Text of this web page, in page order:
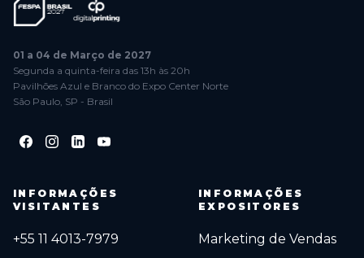
01 a 04 de Março de 2027
Segunda a quinta-feira das 13h às 20h
Pavilhões Azul e Branco do Expo Center Norte
São Paulo, SP - Brasil
INFORMAÇÕES
VISITANTES
+55 11 4013-7979
INFORMAÇÕES
EXPOSITORES
Marketing de Vendas